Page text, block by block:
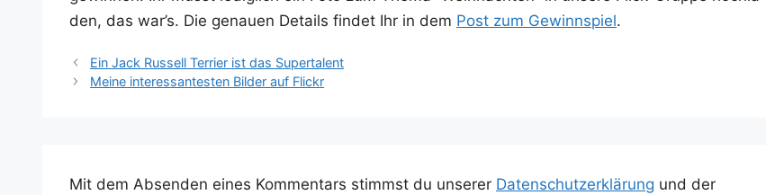
den, das war’s. Die genau­en Details fin­det Ihr in dem Post zum Gewinn­spiel.
Ein Jack Russell Terrier ist das Supertalent
Meine interessantesten Bilder auf Flickr
Mit dem Absenden eines Kommentars stimmst du unserer Datenschutzerklärung und der